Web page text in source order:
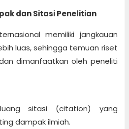
dan Sitasi Penelitian
memiliki jangkauan
luas, sehingga temuan riset
dimanfaatkan oleh peneliti
sitasi (citation) yang
dampak ilmiah.